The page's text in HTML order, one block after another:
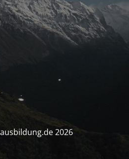
2026